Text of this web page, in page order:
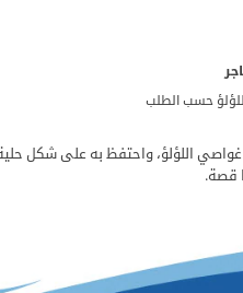
حسب الطلب
اللؤلؤ، واحتفظ به على
قصة.